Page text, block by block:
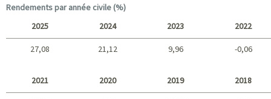
Long terme
Rendements par année civile (%)
2025 2024 2023 2022
27,08 21,12 9,96 -0,06
2021 2020 2019 2018